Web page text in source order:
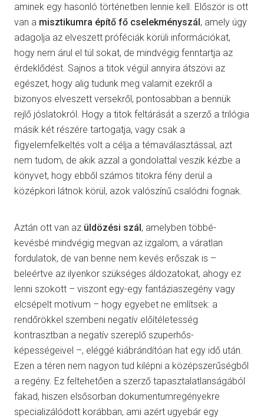
aminek egy hasonló történetben lennie kell. Először is ott
van a misztikumra építő fő cselekményszál, amely úgy
adagolja az elveszett próféciák körüli információkat,
hogy nem árul el túl sokat, de mindvégig fenntartja az
érdeklődést. Sajnos a titok végül annyira átszövi az
egészet, hogy alig tudunk meg valamit ezekről a
bizonyos elveszett versekről, pontosabban a bennük
rejlő jóslatokról. Hogy a titok feltárását a szerző a trilógia
másik két részére tartogatja, vagy csak a
figyelemfelkeltés volt a célja a témaválasztással, azt
nem tudom, de akik azzal a gondolattal veszik kézbe a
könyvet, hogy ebből számos titokra fény derül a
középkori látnok körül, azok valószínű csalódni fognak.
Aztán ott van az üldözési szál, amelyben többé-
kevésbé mindvégig megvan az izgalom, a váratlan
fordulatok, de van benne nem kevés erőszak is –
beleértve az ilyenkor szükséges áldozatokat, ahogy ez
lenni szokott – viszont egy-egy fantáziaszegény vagy
elcsépelt motívum – hogy egyebet ne említsek: a
rendőrökkel szembeni negatív előítéletesség
kontrasztban a negatív szereplő szuperhős-
képességeivel –, eléggé kiábrándítóan hat egy idő után.
Ezen a téren nem nagyon tud kilépni a középszerűségből
a regény. Ez feltehetően a szerző tapasztalatlanságából
fakad, hiszen elsősorban dokumentumregényekre
specializálódott korábban, ami azért ugyebár egy